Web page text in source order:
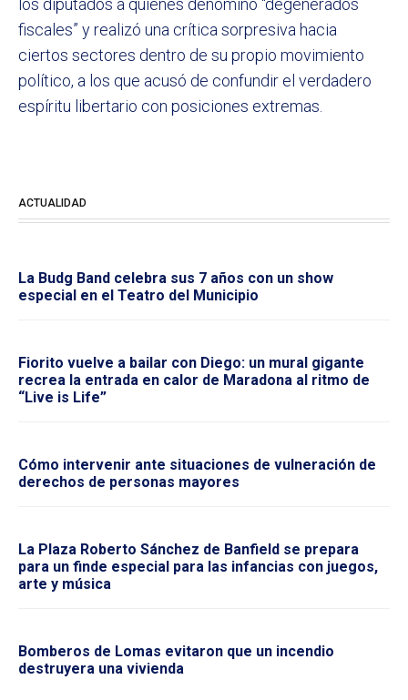
los diputados a quienes denominó “degenerados
fiscales” y realizó una crítica sorpresiva hacia
ciertos sectores dentro de su propio movimiento
político, a los que acusó de confundir el verdadero
espíritu libertario con posiciones extremas.
ACTUALIDAD
La Budg Band celebra sus 7 años con un show
especial en el Teatro del Municipio
Fiorito vuelve a bailar con Diego: un mural gigante
recrea la entrada en calor de Maradona al ritmo de
“Live is Life”
Cómo intervenir ante situaciones de vulneración de
derechos de personas mayores
La Plaza Roberto Sánchez de Banfield se prepara
para un finde especial para las infancias con juegos,
arte y música
Bomberos de Lomas evitaron que un incendio
destruyera una vivienda